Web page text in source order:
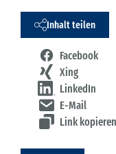
Inhalt teilen
Facebook
Xing
LinkedIn
E-Mail
Link kopieren